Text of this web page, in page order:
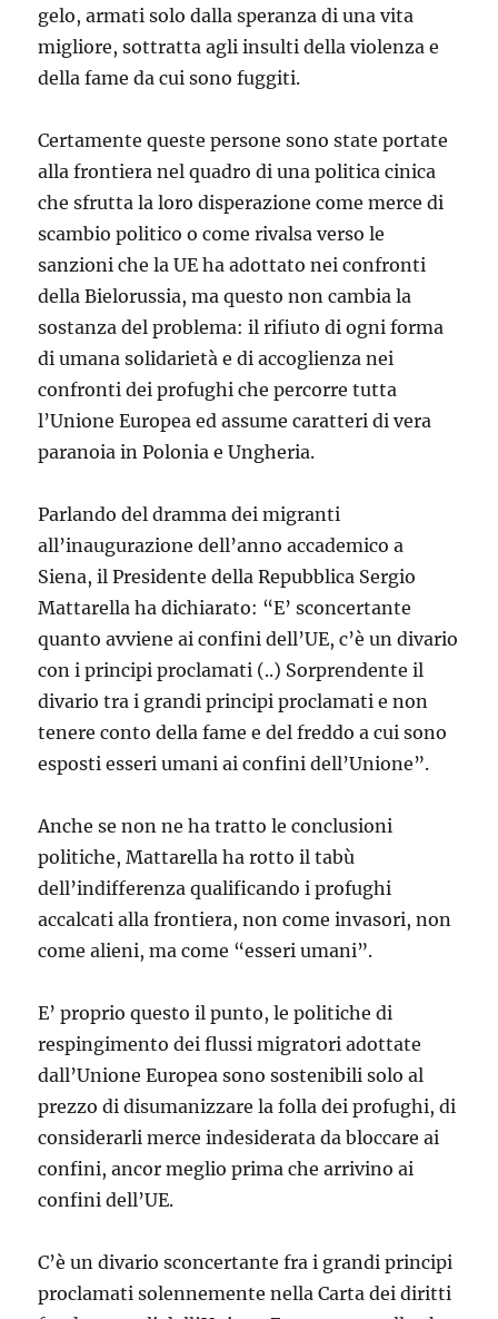
gelo, armati solo dalla speranza di una vita
migliore, sottratta agli insulti della violenza e
della fame da cui sono fuggiti.
Certamente queste persone sono state portate
alla frontiera nel quadro di una politica cinica
che sfrutta la loro disperazione come merce di
scambio politico o come rivalsa verso le
sanzioni che la UE ha adottato nei confronti
della Bielorussia, ma questo non cambia la
sostanza del problema: il rifiuto di ogni forma
di umana solidarietà e di accoglienza nei
confronti dei profughi che percorre tutta
l’Unione Europea ed assume caratteri di vera
paranoia in Polonia e Ungheria.
Parlando del dramma dei migranti
all’inaugurazione dell’anno accademico a
Siena, il Presidente della Repubblica Sergio
Mattarella ha dichiarato: “E’ sconcertante
quanto avviene ai confini dell’UE, c’è un divario
con i principi proclamati (..) Sorprendente il
divario tra i grandi principi proclamati e non
tenere conto della fame e del freddo a cui sono
esposti esseri umani ai confini dell’Unione”.
Anche se non ne ha tratto le conclusioni
politiche, Mattarella ha rotto il tabù
dell’indifferenza qualificando i profughi
accalcati alla frontiera, non come invasori, non
come alieni, ma come “esseri umani”.
E’ proprio questo il punto, le politiche di
respingimento dei flussi migratori adottate
dall’Unione Europea sono sostenibili solo al
prezzo di disumanizzare la folla dei profughi, di
considerarli merce indesiderata da bloccare ai
confini, ancor meglio prima che arrivino ai
confini dell’UE.
C’è un divario sconcertante fra i grandi principi
proclamati solennemente nella Carta dei diritti